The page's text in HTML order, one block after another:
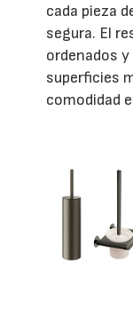
cada pieza
segura. El
ordenados
superficies
comodidad